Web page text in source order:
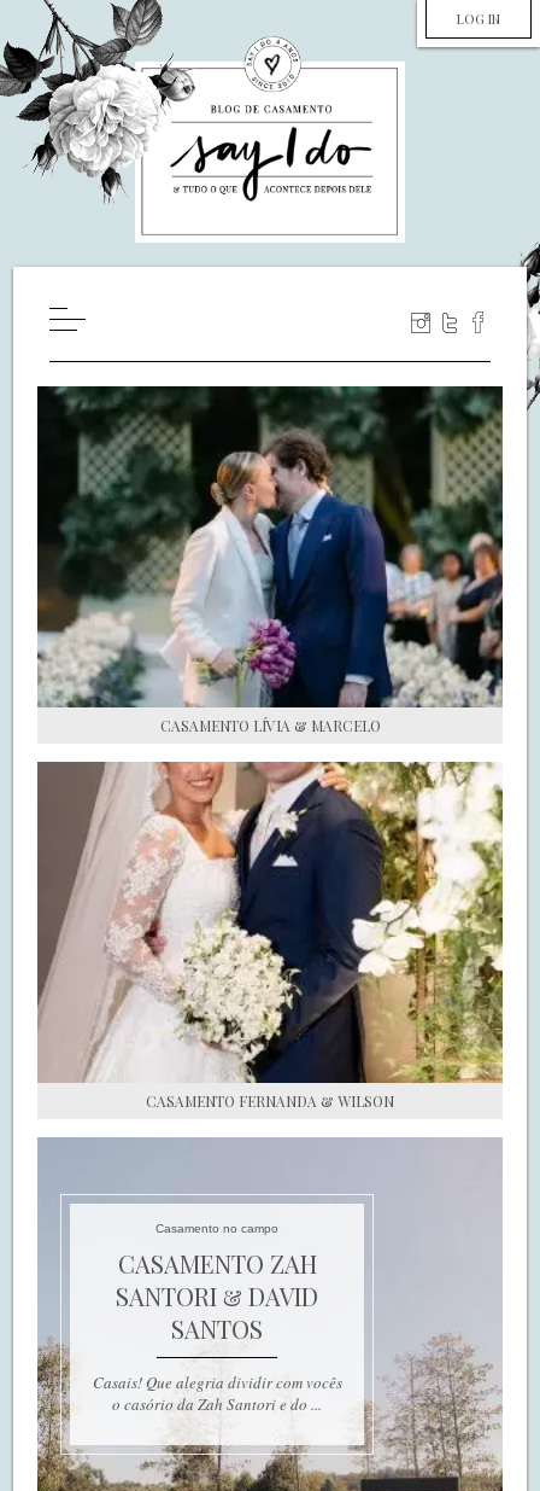
LOG IN
WILL YOU MARRY ME?
LUA DE MEL
COZINHA
DECORAÇÃO
DE NOIVA PRA NOIVA
S.O.S CASADAS
FALE COM O SAY I DO
CASAMENTO LÍVIA & MARCELO
CASAMENTO FERNANDA & WILSON
Casamento no campo
CASAMENTO ZAH
SANTORI & DAVID
SANTOS
Casais! Que alegria dividir com vocês
o casório da Zah Santori e do ...